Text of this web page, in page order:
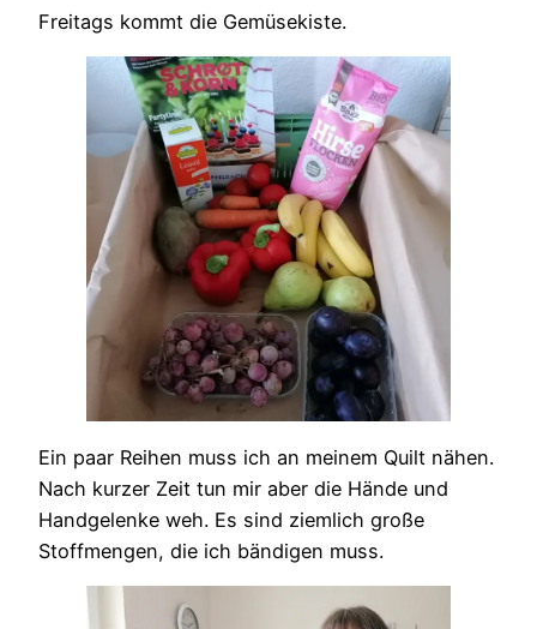
Freitags kommt die Gemüsekiste.
Ein paar Reihen muss ich an meinem Quilt nähen.
Nach kurzer Zeit tun mir aber die Hände und
Handgelenke weh. Es sind ziemlich große
Stoffmengen, die ich bändigen muss.